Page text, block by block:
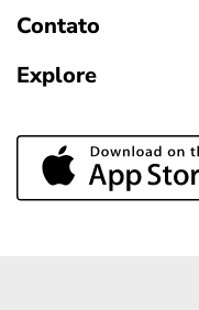
Contato
Explore